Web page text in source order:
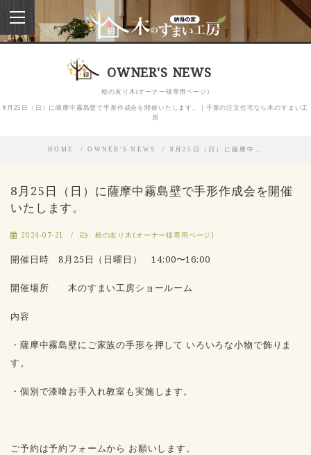
toggle
navigation
OWNER'S NEWS
桧の友り木(オーナー様専用ページ)
8月25日（日）に薩摩中霧島壁で手形作成会を開催いたします。｜千葉の注文住宅なら木のすまい工
房
HOME OWNER'S NEWS 8月25日（日）に薩摩中…
8月25日（日）に薩摩中霧島壁で手形作成会を開催
いたします。
2024-07-21 桧の友り木(オーナー様専用ページ)
開催日時 8月25日（日曜日） 14:00〜16:00
開催場所 木のすまい工房ショールーム
内容
・薩摩中霧島壁にご家族の手形を押して いろいろな小物で飾りま
す。
・個別で漆喰お手入れ教室も実施します。
ご予約は予約フォームから お願いします。